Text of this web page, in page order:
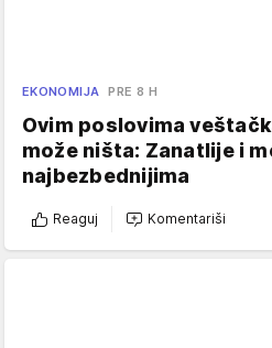
EKONOMIJA PRE 8 H
Ovim poslovima
može ništa: Zanatlije i
najbezbednijima
Reaguj Komentariši